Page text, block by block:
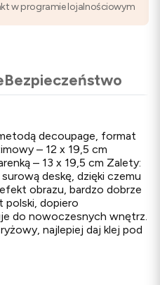
w programie lojalnościowym
Bezpieczeństwo
decoupage, format
– 12 x 19,5 cm
– 13 x 19,5 cm Zalety:
deskę, dzięki czemu
obrazu, bardzo dobrze
polski, dopiero
do nowoczesnych wnętrz.
najlepiej daj klej pod